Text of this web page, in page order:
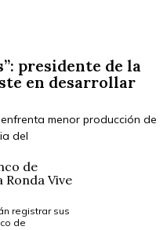
presidente de la
en desarrollar
menor producción de
del
de
Vive
registrar sus
de